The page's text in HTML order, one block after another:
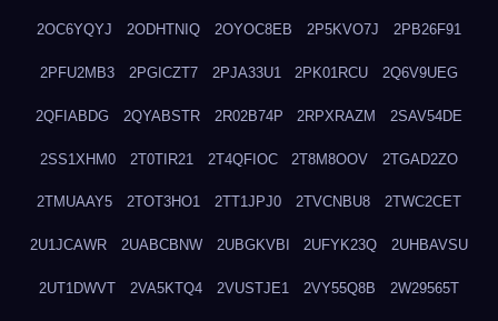
2OC6YQYJ 2ODHTNIQ 2OYOC8EB 2P5KVO7J 2PB26F91
2PFU2MB3 2PGICZT7 2PJA33U1 2PK01RCU 2Q6V9UEG
2QFIABDG 2QYABSTR 2R02B74P 2RPXRAZM 2SAV54DE
2SS1XHM0 2T0TIR21 2T4QFIOC 2T8M8OOV 2TGAD2ZO
2TMUAAY5 2TOT3HO1 2TT1JPJ0 2TVCNBU8 2TWC2CET
2U1JCAWR 2UABCBNW 2UBGKVBI 2UFYK23Q 2UHBAVSU
2UT1DWVT 2VA5KTQ4 2VUSTJE1 2VY55Q8B 2W29565T